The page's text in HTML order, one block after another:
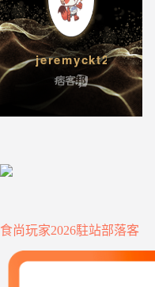
食尚玩家2026駐站部落客